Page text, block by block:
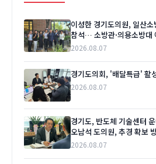
이성한 경기도의원, 일산
참석… 소방관·의용소방대
2026.08.07
경기도의회, '배달특급' 활
2026.08.07
경기도, 반도체 기술센터
오남석 도의원, 추경 확보
2026.08.07